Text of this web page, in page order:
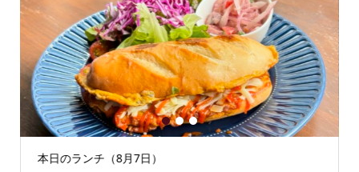
本日のランチ（8月7日）
1 2 3